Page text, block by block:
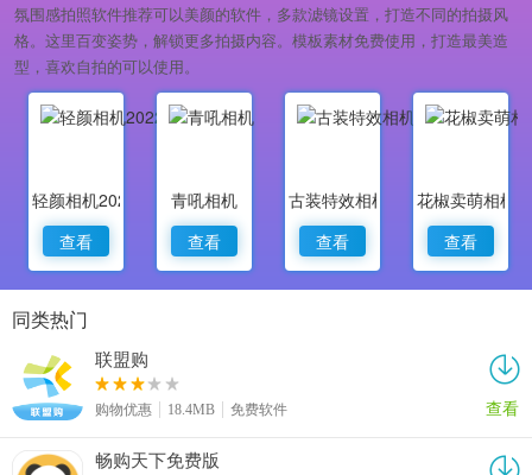
氛围感拍照软件推荐可以美颜的软件，多款滤镜设置，打造不同的拍摄风
格。这里百变姿势，解锁更多拍摄内容。模板素材免费使用，打造最美造
型，喜欢自拍的可以使用。
轻颜相机2022最新版
查看
青吼相机
查看
古装特效相机
查看
花椒卖萌相机
查看
同类热门
联盟购
购物优惠 18.4MB 免费软件 查看
畅购天下免费版